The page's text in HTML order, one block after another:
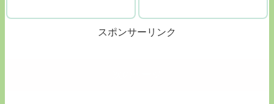
スポンサーリンク